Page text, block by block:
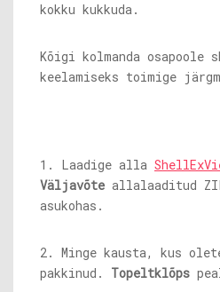
kokku kukkuda.
Kõigi kolmanda
keelamiseks toimige
1. Laadige alla
Väljavõte allalaaditud
asukohas.
2. Minge kausta, kus
pakkinud. Topeltklõps